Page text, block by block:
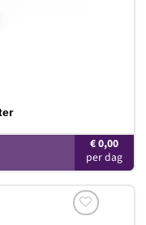
€0,00